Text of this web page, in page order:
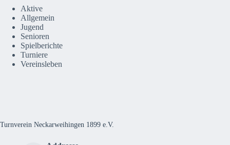
Aktive
Allgemein
Jugend
Senioren
Spielberichte
Turniere
Vereinsleben
Turnverein Neckarweihingen 1899 e.V.